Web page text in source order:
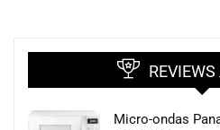
Micro-ondas